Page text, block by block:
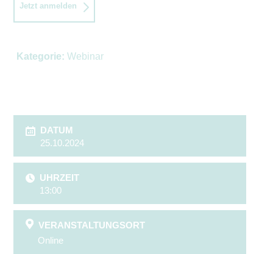
Jetzt anmelden
Kategorie: Webinar
DATUM
25.10.2024
UHRZEIT
13:00
VERANSTALTUNGSORT
Online